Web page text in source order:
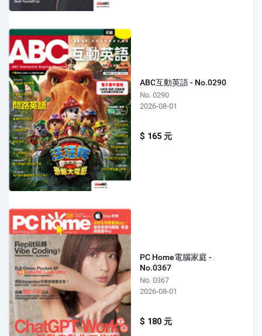
ABC互動英語 - No.0290
No. 0290
2026-08-01
$ 165 元
PC Home電腦家庭 -
No.0367
No. 0367
2026-08-01
$ 180 元